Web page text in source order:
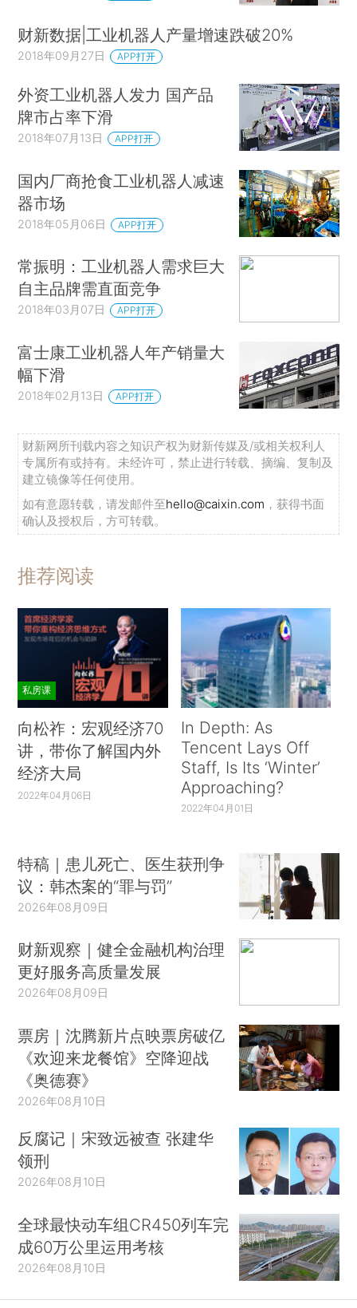
财新数据|工业机器人产量增速跌破20%
2018年09月27日 APP打开
外资工业机器人发力 国产品
牌市占率下滑
2018年07月13日 APP打开
国内厂商抢食工业机器人减速
器市场
2018年05月06日 APP打开
常振明：工业机器人需求巨大
自主品牌需直面竞争
2018年03月07日 APP打开
富士康工业机器人年产销量大
幅下滑
2018年02月13日 APP打开
财新网所刊载内容之知识产权为财新传媒及/或相关权利人
专属所有或持有。未经许可，禁止进行转载、摘编、复制及
建立镜像等任何使用。
如有意愿转载，请发邮件至hello@caixin.com ，获得书面
确认及授权后，方可转载。
推荐阅读
私房课
向松祚：宏观经济70
讲，带你了解国内外
经济大局
2022年04月06日
In Depth: As
Tencent Lays Off
Staff, Is Its ‘Winter’
Approaching?
2022年04月01日
特稿｜患儿死亡、医生获刑争
议：韩杰案的“罪与罚”
2026年08月09日
财新观察｜健全金融机构治理
更好服务高质量发展
2026年08月09日
票房｜沈腾新片点映票房破亿
《欢迎来龙餐馆》空降迎战
《奥德赛》
2026年08月10日
反腐记｜宋致远被查 张建华
领刑
2026年08月10日
全球最快动车组CR450列车完
成60万公里运用考核
2026年08月10日